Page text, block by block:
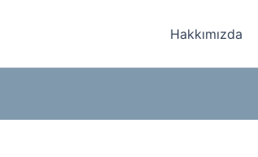
Hakkımızda